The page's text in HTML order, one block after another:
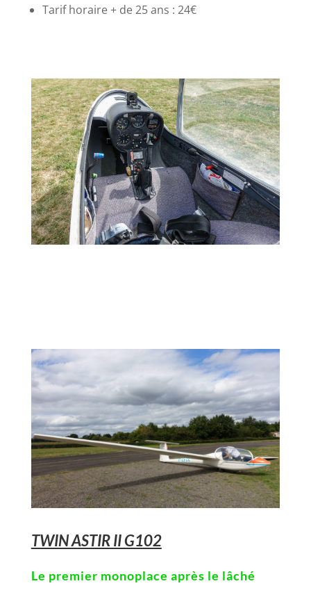
Tarif horaire + de 25 ans : 24€
TWIN ASTIR II G102
Le premier monoplace après le lâché